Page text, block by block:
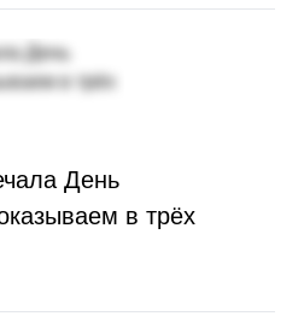
День
в трёх